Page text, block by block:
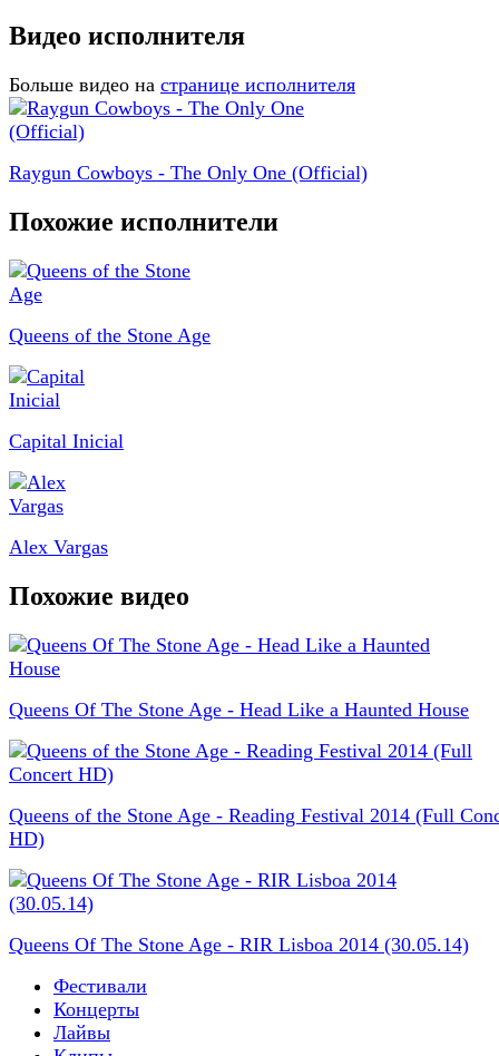
Видео исполнителя
Больше видео на странице исполнителя
Raygun Cowboys - The Only One (Official)
Похожие исполнители
Queens of the Stone Age
Capital Inicial
Alex Vargas
Похожие видео
Queens Of The Stone Age - Head Like a Haunted House
Queens of the Stone Age - Reading Festival 2014 (Full
HD)
Queens Of The Stone Age - RIR Lisboa 2014 (30.05.14)
Фестивали
Концерты
Лайвы